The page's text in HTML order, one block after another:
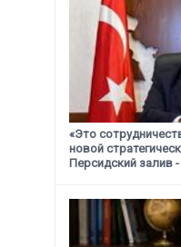
«Это
новой
Персидский залив